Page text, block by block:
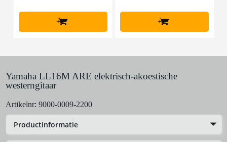
+ +
Yamaha LL16M ARE elektrisch-akoestische
westerngitaar
Artikelnr: 9000-0009-2200
Productinformatie